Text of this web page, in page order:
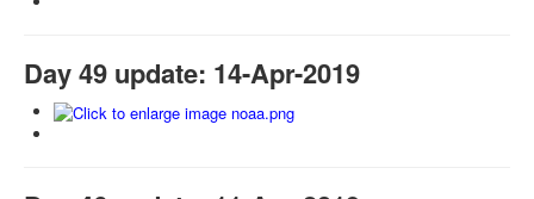
Day 49 update: 14-Apr-2019